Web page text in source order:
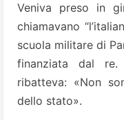
Veniva preso in
chiamavano
scuola militare di
finanziata dal re.
ribatteva: «Non
dello stato».